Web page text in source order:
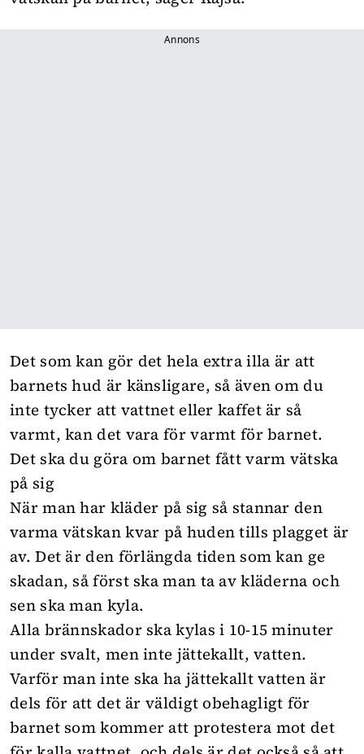
Annons
Det som kan gör det hela extra illa är att
barnets hud är känsligare, så även om du
inte tycker att vattnet eller kaffet är så
varmt, kan det vara för varmt för barnet.
Det ska du göra om barnet fått varm vätska
på sig
När man har kläder på sig så stannar den
varma vätskan kvar på huden tills plagget är
av. Det är den förlängda tiden som kan ge
skadan, så först ska man ta av kläderna och
sen ska man kyla.
Alla brännskador ska kylas i 10-15 minuter
under svalt, men inte jättekallt, vatten.
Varför man inte ska ha jättekallt vatten är
dels för att det är väldigt obehagligt för
barnet som kommer att protestera mot det